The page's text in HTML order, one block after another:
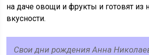
на даче овощи и фрукты и готовят из
вкусности.
Свои дни рождения Анна